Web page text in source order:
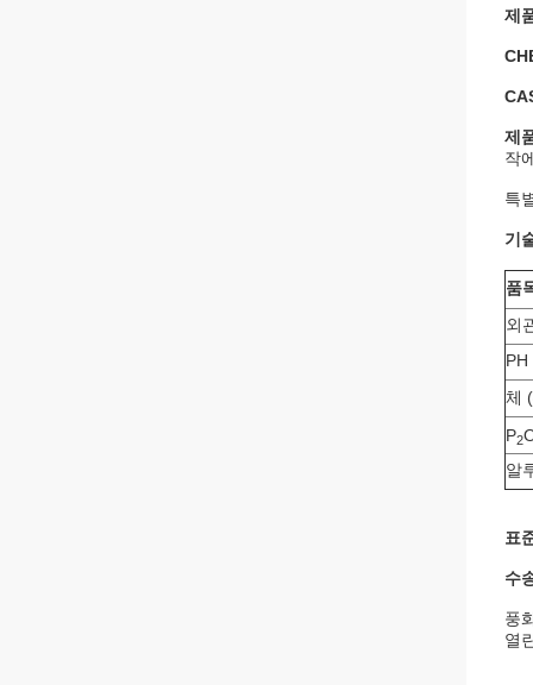
제
제
작
특
기
품
외
PH
체
P2
알
표
수
풍
열